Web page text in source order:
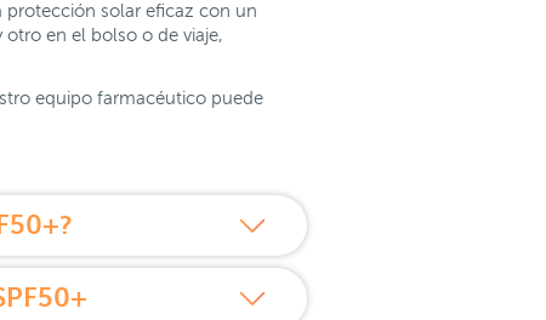
protección solar eficaz con un
en el bolso o de viaje,
equipo farmacéutico puede